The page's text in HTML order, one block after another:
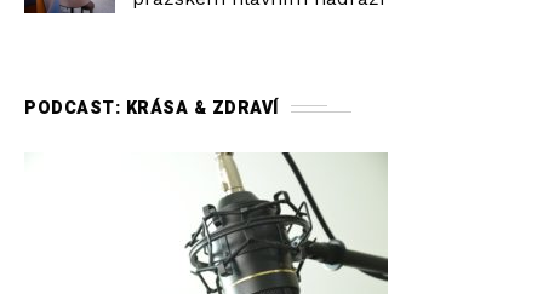
PODCAST: KRÁSA & ZDRAVÍ